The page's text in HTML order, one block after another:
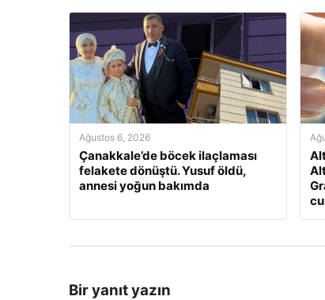
Ağustos 6, 2026
Çanakkale’de böcek ilaçlaması
felakete dönüştü. Yusuf öldü,
annesi yoğun bakımda
Bir yanıt yazın